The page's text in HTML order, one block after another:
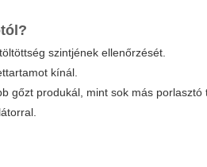
szintjének ellenőrzését.
kínál.
gőzt produkál, mint sok más porlasztó